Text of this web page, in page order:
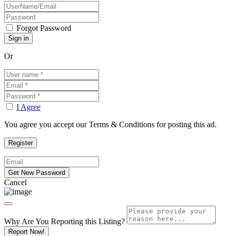
Forgot Password
Or
I Agree
You agree you accept our Terms & Conditions for posting this ad.
Cancel
Why Are You Reporting this Listing?
Report Now!